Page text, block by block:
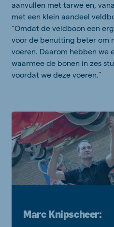
aanvullen met tarwe en,
met een klein aandeel
“Omdat de veldboon een
voor de benutting beter om
voeren. Daarom hebben we
waarmee de bonen in zes
voordat we deze voeren.”
Marc Knipscheer: